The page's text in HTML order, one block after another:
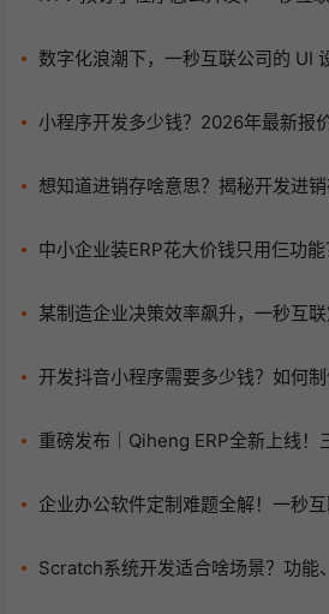
数字化浪潮下，一秒互联公司的 UI
小程序开发多少钱？2026年最新报
想知道进销存啥意思？揭秘开发进
中小企业装ERP花大价钱只用仨功
某制造企业决策效率飙升，一秒互
开发抖音小程序需要多少钱？如何制
重磅发布｜Qiheng ERP全新上线！
企业办公软件定制难题全解！一秒
Scratch系统开发适合啥场景？功能